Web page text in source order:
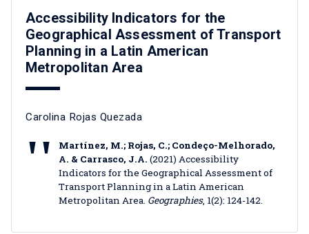
Accessibility Indicators for the
Geographical Assessment of Transport
Planning in a Latin American
Metropolitan Area
Carolina Rojas Quezada
Martínez, M.; Rojas, C.; Condeço-Melhorado,
A. & Carrasco, J.A. (2021) Accessibility
Indicators for the Geographical Assessment of
Transport Planning in a Latin American
Metropolitan Area. Geographies, 1(2): 124-142.